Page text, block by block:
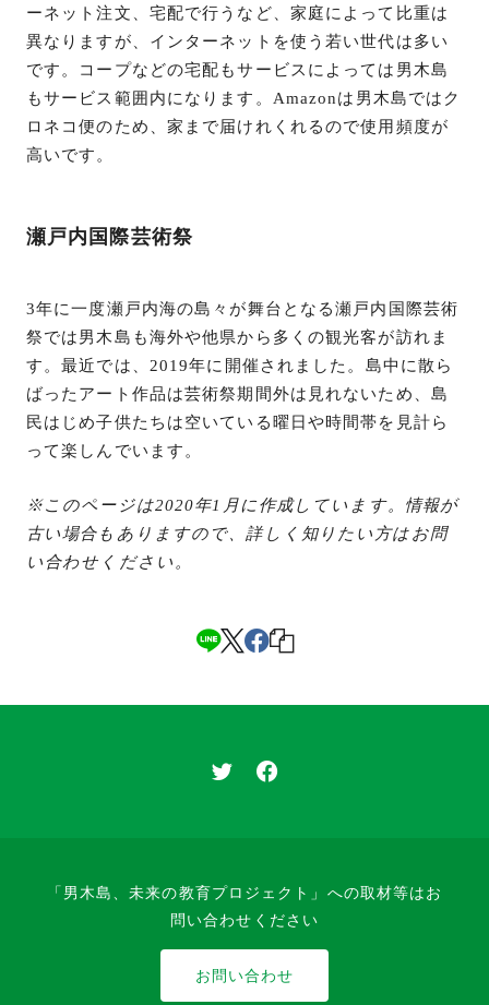
ーネット注文、宅配で行うなど、家庭によって比重は
異なりますが、インターネットを使う若い世代は多い
です。コープなどの宅配もサービスによっては男木島
もサービス範囲内になります。Amazonは男木島ではク
ロネコ便のため、家まで届けれくれるので使用頻度が
高いです。
瀬戸内国際芸術祭
3年に一度瀬戸内海の島々が舞台となる瀬戸内国際芸術
祭では男木島も海外や他県から多くの観光客が訪れま
す。最近では、2019年に開催されました。島中に散ら
ばったアート作品は芸術祭期間外は見れないため、島
民はじめ子供たちは空いている曜日や時間帯を見計ら
って楽しんでいます。
※このページは2020年1月に作成しています。情報が
古い場合もありますので、詳しく知りたい方はお問
い合わせください。
「男木島、未来の教育プロジェクト」への取材等はお
問い合わせください
お問い合わせ